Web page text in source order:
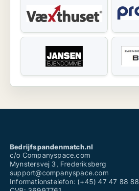
Bedrijfspandenmatch.nl
c/o Companyspace.com
Mynstersvej 3, Frederiksberg
support@companyspace.com
Informationstelefon: (+45) 47 47 88 88